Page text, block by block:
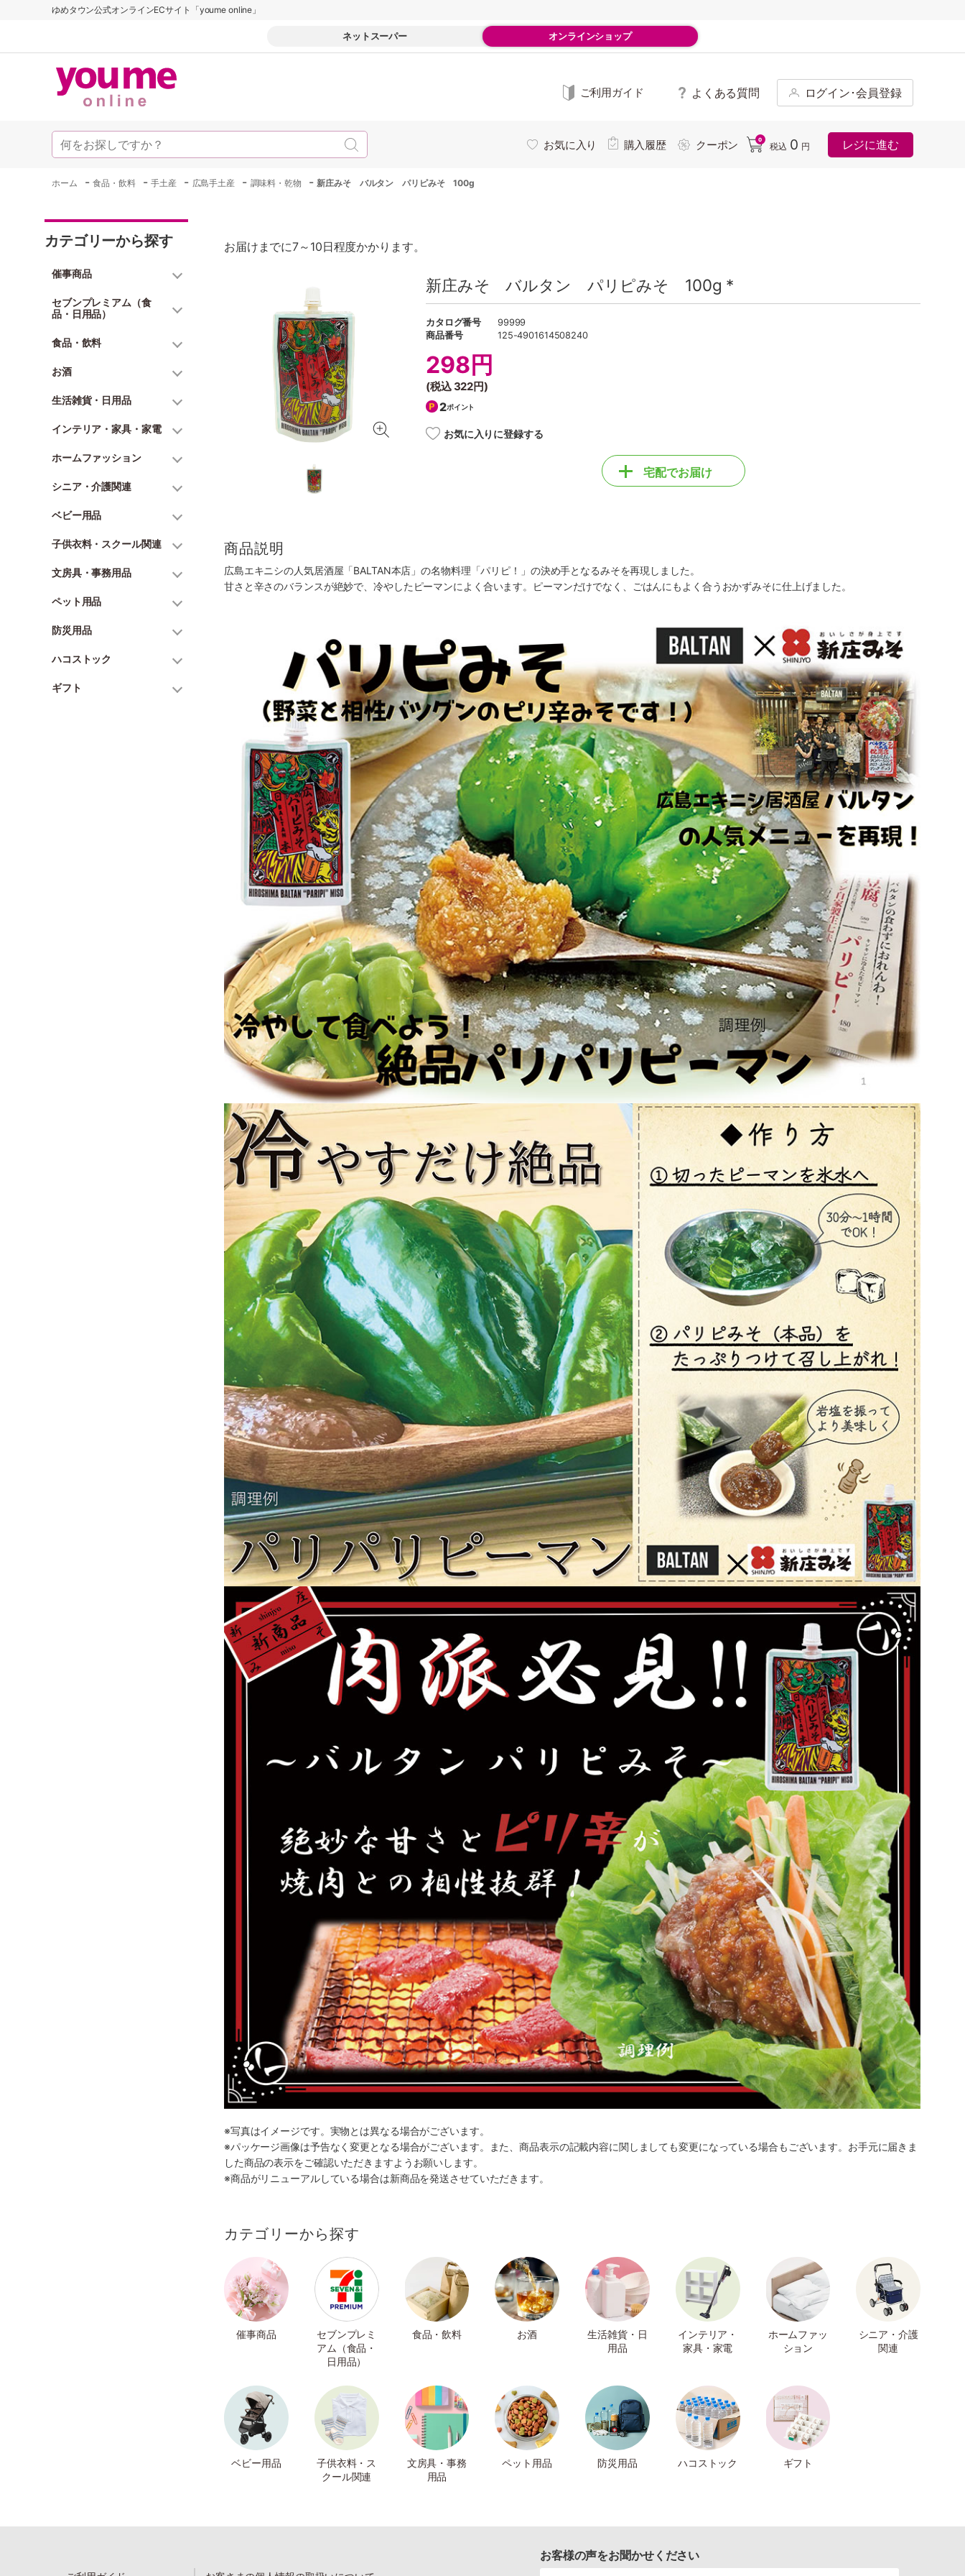
ゆめタウン公式オンラインECサイト「youme online」
ネットスーパー オンラインショップ
ご利用ガイド よくある質問 ログイン･会員登録
お気に入り 購入履歴 クーポン 0
税込 0 円 レジに進む
ホーム -食品・飲料 -手土産 - 広島手土産 - 調味料・乾物 -新庄みそ バルタン パリピみそ 100g
カテゴリーから探す
催事商品
セブンプレミアム（食
品・日用品）
食品・飲料
お酒
生活雑貨・日用品
インテリア・家具・家電
ホームファッション
シニア・介護関連
ベビー用品
子供衣料・スクール関連
文房具・事務用品
ペット用品
防災用品
ハコストック
ギフト
お届けまでに7～10日程度かかります。
新庄みそ バルタン パリピみそ 100g *
カタログ番号
99999
商品番号
125-4901614508240
298円
(税込 322円)
2ポイント
お気に入りに登録する
宅配でお届け
商品説明
広島エキニシの人気居酒屋「BALTAN本店」の名物料理「パリピ！」の決め手となるみそを再現しました。
甘さと辛さのバランスが絶妙で、冷やしたピーマンによく合います。ピーマンだけでなく、ごはんにもよく合うおかずみそに仕上げました。
※写真はイメージです。実物とは異なる場合がございます。
※パッケージ画像は予告なく変更となる場合がございます。また、商品表示の記載内容に関しましても変更になっている場合もございます。お手元に届きま
した商品の表示をご確認いただきますようお願いします。
※商品がリニューアルしている場合は新商品を発送させていただきます。
カテゴリーから探す
催事商品
セブンプレミ
アム（食品・
日用品）
食品・飲料 お酒
生活雑貨・日
用品
インテリア・
家具・家電
ホームファッ
ション
シニア・介護
関連
ベビー用品
子供衣料・ス
クール関連
文房具・事務
用品
ペット用品 防災用品 ハコストック ギフト
お客様の声をお聞かせください